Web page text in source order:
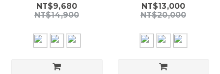
矽膠錶帶 機械錶 馬年機械錶
酒桶
NT$9,680
NT$14,900
桶 碳纖維 鏤空 夜光 氟橡膠
機械 手錶 (附品牌精美賽車
NT$13,000
NT$20,000